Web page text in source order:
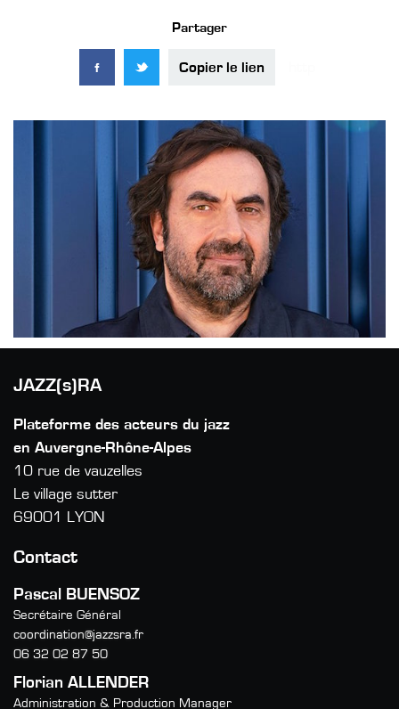
Partager
Copier le lien
JAZZ(s)RA
Plateforme des acteurs du jazz
en Auvergne-Rhône-Alpes
10 rue de vauzelles
Le village sutter
69001 LYON
Contact
Pascal BUENSOZ
Secrétaire Général
coordination@jazzsra.fr
06 32 02 87 50
Florian ALLENDER
Administration & Production Manager